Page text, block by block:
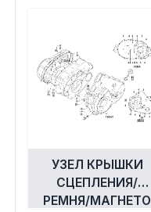
УЗЕЛ КРЫШКИ
СЦЕПЛЕНИЯ/
РЕМНЯ/МАГНЕТО